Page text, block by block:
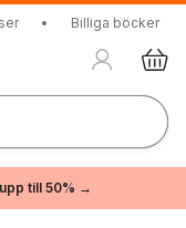
• Billiga böcker
till 50% →